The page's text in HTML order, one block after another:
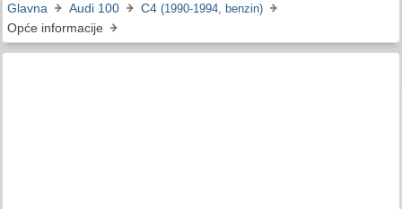
Glavna Audi 100 C4 (1990-1994, benzin)
Opće informacije